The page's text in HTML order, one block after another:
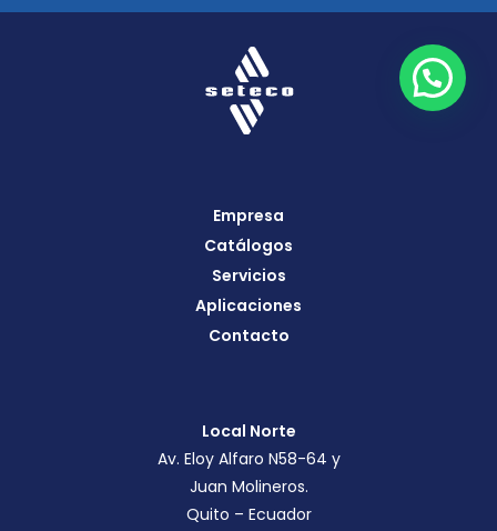
Empresa
Catálogos
Servicios
Aplicaciones
Contacto
Local Norte
Av. Eloy Alfaro N58-64 y
Juan Molineros.
Quito – Ecuador